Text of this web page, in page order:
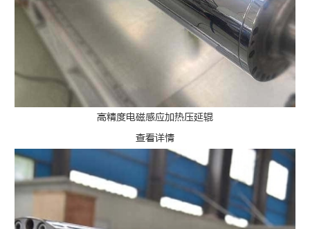
高精度电磁感应加热压延辊
查看详情